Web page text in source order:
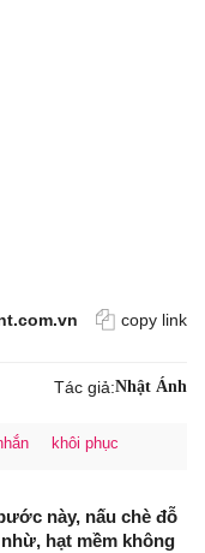
copy link
Tác giả:Nhật Ánh
khôi phục
này, nấu chè đỗ
hạt mềm không